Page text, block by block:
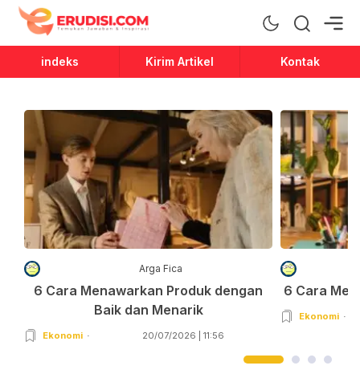
Erudisi
Temukan Jawaban dan Inspirasi
indeks Kirim Artikel Kontak
Arga Fica
6 Cara Menawarkan Produk dengan
Baik dan Menarik
Ekonomi 20/07/2026 | 11:56
6 Cara
Ekonomi